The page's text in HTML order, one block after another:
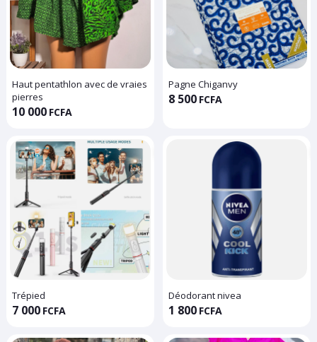
Haut pentathlon avec de vraies
pierres
10 000 FCFA
Pagne Chiganvy
8 500 FCFA
Trépied
7 000 FCFA
Déodorant nivea
1 800 FCFA